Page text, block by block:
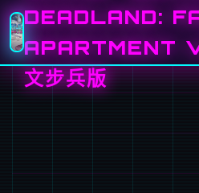
DEADLAND:
APARTMENT
文步兵版